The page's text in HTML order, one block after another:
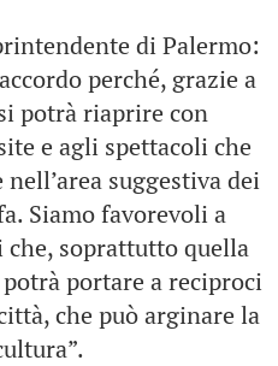
di Palermo:
perché, grazie a
potrà riaprire con
e agli spettacoli che
suggestiva dei
Siamo favorevoli a
soprattutto quella
portare a reciproci
che può arginare la